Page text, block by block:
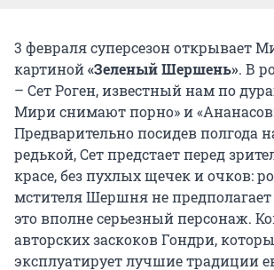
3 февраля суперсезон открывает
картиной«Зеленый Шершень». В
– Сет Роген, известный нам по
Мири снимают порно» и
Предварительно посидев полгода
редькой, Сет предстает перед
красе, без пухлых щечек и очков:
мстителя Шершня не
это вполне серьезный персонаж.
авторских заскоков Гондри,
эксплуатирует лучшие традиции